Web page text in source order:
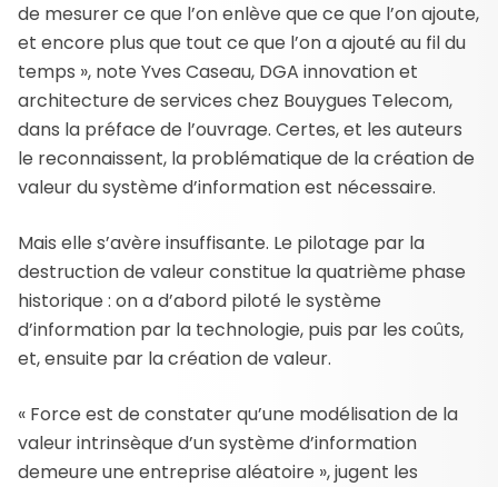
de mesurer ce que l’on enlève que ce que l’on ajoute,
et encore plus que tout ce que l’on a ajouté au fil du
temps », note Yves Caseau, DGA innovation et
architecture de services chez Bouygues Telecom,
dans la préface de l’ouvrage. Certes, et les auteurs
le reconnaissent, la problématique de la création de
valeur du système d’information est nécessaire.
Mais elle s’avère insuffisante. Le pilotage par la
destruction de valeur constitue la quatrième phase
historique : on a d’abord piloté le système
d’information par la technologie, puis par les coûts,
et, ensuite par la création de valeur.
« Force est de constater qu’une modélisation de la
valeur intrinsèque d’un système d’information
demeure une entreprise aléatoire », jugent les